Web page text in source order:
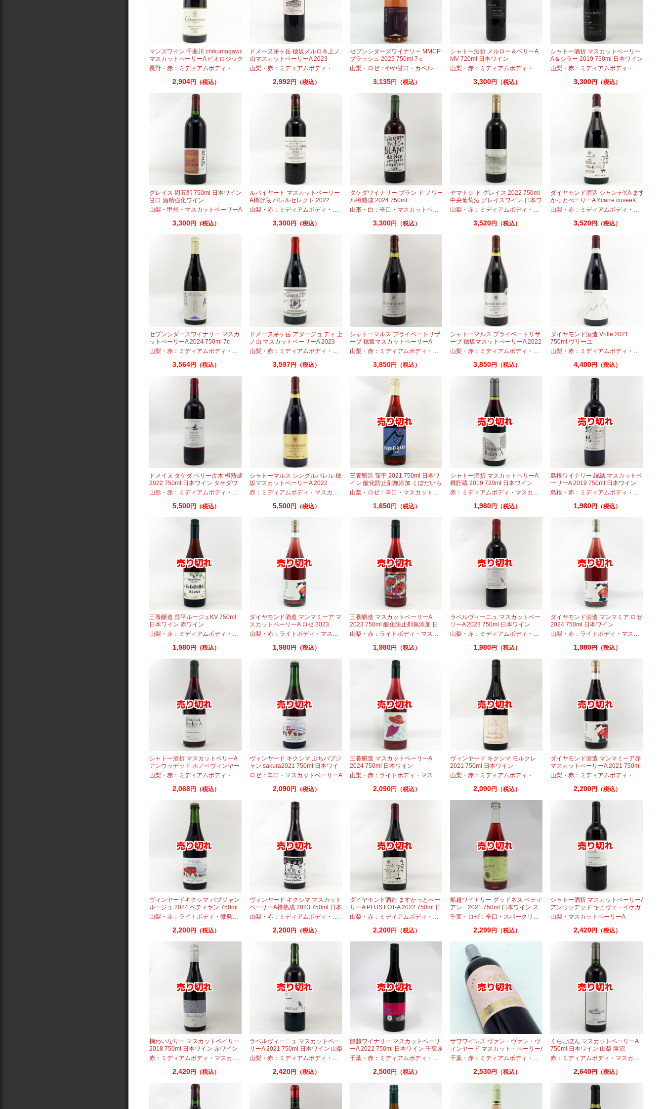
マンズワイン 千曲川 chikumagawa
マスカットベーリーA ビオロジック
2023 750ml
長野・ 赤：ミディアムボディ ・ マスカットベーリーA
2,904円（税込）
ドメーヌ茅ヶ岳 穂坂メルロ＆上ノ
山マスカットベーリーA 2023
750ml
山梨・ 赤：ミディアムボディ ・ メルロー・ マスカットベーリーA
2,992円（税込）
セブンシダーズワイナリー MMCP
ブラッシュ 2025 750ml 7ｃ
山梨・ ロゼ：やや甘口 ・ カベルネ プティヴェルド・メルロー・マスカットベーリーA
3,135円（税込）
シャトー酒折 メルロー＆ベリーA
MV 720ml 日本ワイン
山梨・ 赤：ミディアムボディ ・ メルロー・ マスカットベーリーA
3,300円（税込）
シャトー酒折 マスカットベーリー
A＆シラー 2019 750ml 日本ワイン
山梨・ 赤：ミディアムボディ ・
3,300円（税込）
グレイス 周五郎 750ml 日本ワイン
甘口 酒精強化ワイン
山梨・ 甲州 ・ マスカットベーリーA
3,300円（税込）
ルバイヤート マスカットベーリー
A樽貯蔵 バレルセレクト 2022
750ml 丸藤葡萄酒工業
山梨・ 赤：ミディアムボディ ・ マスカットベーリーA
3,300円（税込）
タケダワイナリー ブラン ド ノワー
ル樽熟成 2024 750ml
山形・ 白：辛口 ・ マスカットベーリーA
3,300円（税込）
ヤマナシ ド グレイス 2022 750ml
中央葡萄酒 グレイスワイン 日本ワ
イン
山梨・ 赤：ミディアムボディ ・ カベルネ・ カベルネフラン ・メルロー
3,520円（税込）
ダイヤモンド酒造 シャンテY.A ます
かっとべーりーA Ycarre cuveeK
2022 750ml
山梨・ 赤：ミディアムボディ ・
3,520円（税込）
セブンシダーズワイナリー マスカ
ットベーリーA 2024 750ml 7c
山梨・ 赤：ミディアムボディ ・ マスカットベーリーA
3,564円（税込）
ドメーヌ茅ヶ岳 アダージョ ディ 上
ノ山 マスカットベーリーA 2023
750ml 日本ワイン
山梨・ 赤：ミディアムボディ ・ マスカットベーリーA
3,597円（税込）
シャトーマルス プライベートリザ
ーブ 穂坂マスカットベーリーA
2020 750ml
山梨・ 赤：ミディアムボディ ・ マスカットベーリーA
3,850円（税込）
シャトーマルス プライベートリザ
ーブ 穂坂マスットベーリーA 2022
750ml
山梨・ 赤：ミディアムボディ ・ マスカットベーリーA
3,850円（税込）
ダイヤモンド酒造 Vrille 2021
750ml ヴリーユ
山梨・ 赤：ミディアムボディ ・
4,400円（税込）
ドメイヌ タケダ ベリー古木 樽熟成
2022 750ml 日本ワイン タケダワ
イナリー
山形・ 赤：ミディアムボディ ・ マスカットベーリーA
5,500円（税込）
シャトーマルス シングルバレル 穂
坂マスカットベーリーA 2022
750ml
赤：ミディアムボディ ・ マスカットベーリーA
5,500円（税込）
三養醸造 窪平 2021 750ml 日本ワ
イン 酸化防止剤無添加 くぼだいら
山梨・ ロゼ：辛口 ・ マスカットベーリーA
1,650円（税込）
シャトー酒折 マスカットベリーA
樽貯蔵 2019 720ml 日本ワイン
赤：ミディアムボディ ・ マスカットベーリーA
1,980円（税込）
島根ワイナリー 縁結 マスカットベ
ーリーA 2019 750ml 日本ワイン
島根 ・ 赤：ミディアムボディ ・
1,980円（税込）
三養醸造 窪平ルージュKV 750ml
日本ワイン 赤ワイン
山梨・ 赤：ミディアムボディ ・ マスカットベーリーA
1,980円（税込）
ダイヤモンド酒造 マンマミーア マ
スカットベーリーA ロゼ 2023
750ml 日本ワイン
山梨・ 赤：ライトボディ ・ マスカットベーリーA
1,980円（税込）
三養醸造 マスカットベーリーA
2023 750ml 酸化防止剤無添加 日
本ワイン
山梨・ 赤：ライトボディ ・ マスカットベーリーA
1,980円（税込）
ラベルヴィーニュ マスカットベー
リーA 2023 750ml 日本ワイン
山梨・ 赤：ミディアムボディ ・ マスカットベーリーA
1,980円（税込）
ダイヤモンド酒造 マンマミア ロゼ
2024 750ml 日本ワイン
山梨・ 赤：ライトボディ ・ マスカットベーリーA
1,980円（税込）
シャトー酒折 マスカットベリーA
アンウッデッド ホノベヴィンヤー
ド 2022 750ml
山梨・ 赤：ミディアムボディ ・ マスカットベーリーA
2,068円（税込）
ヴィンヤード キクシマ ぷちバブジ
ャン sakura2021 750ml 日本ワイ
ン 酸化防止剤無添加
ロゼ：辛口 ・ マスカットベーリーA
2,090円（税込）
三養醸造 マスカットベーリーA
2024 750ml 日本ワイン
山梨・ 赤：ライトボディ ・ マスカットベーリーA
2,090円（税込）
ヴィンヤード キクシマ モルクレ
2021 750ml 日本ワイン
山梨・ 赤：ミディアムボディ ・ カベルネ・ マスカットベーリーA
2,090円（税込）
ダイヤモンド酒造 マンマミーア赤
マスカットベーリーA 2021 750ml
山梨・ 赤：ミディアムボディ ・
2,200円（税込）
ヴィンヤードキクシマ バブジャン
ルージュ 2024 ペティヤン 750ml
日本ワイン
山梨・ 赤：ライトボディ ・ 微発泡 マスカットベーリーA
2,200円（税込）
ヴィンヤード キクシマ マスカット
ベーリーA樽熟成 2023 750ml 日本
ワイン
山梨・ 赤：ミディアムボディ ・ マスカットベーリーA
2,200円（税込）
ダイヤモンド酒造 ますかっとべー
りーA PLUS LOT-A 2022 750ml 日
本ワイン
山梨・ 赤：ミディアムボディ ・ マスカットベーリーA
2,200円（税込）
船越ワイナリー グッドネス ペティ
アン 2021 750ml 日本ワイン ス
パークリング 千葉県
千葉・ ロゼ：辛口 ・ スパークリングワイン ・ マスカットベーリーA
2,299円（税込）
シャトー酒折 マスカットベーリーA
アンウッデッド キュヴェ・イケガ
ワ 2018 750ml
山梨・ マスカットベーリーA
2,420円（税込）
楠わいなりー マスカットベイリー
2018 750ml 日本ワイン 赤ワイン
赤：ミディアムボディ ・ マスカットベーリーA
2,420円（税込）
ラベルヴィーニュ マスカットベー
リーA 2021 750ml 日本ワイン 山梨
山梨・ 赤：ミディアムボディ ・ マスカットベーリーA
2,420円（税込）
船越ワイナリー マスカットベーリ
ーA 2022 750ml 日本ワイン 千葉県
産
千葉・ 赤：ミディアムボディ ・ マスカットベーリーA
2,500円（税込）
サワワインズ ヴァン・ヴァン・ヴ
ィンヤード マスカット・ベーリーA
2020 750ml 山本ファーム 千葉の
千葉・ 赤：ミディアムボディ ・ マスカットベーリーA
2,530円（税込）
くらむぼん マスカットベーリーA
750ml 日本ワイン 山梨 勝沼
赤：ミディアムボディ ・ マスカットベーリーA
2,640円（税込）